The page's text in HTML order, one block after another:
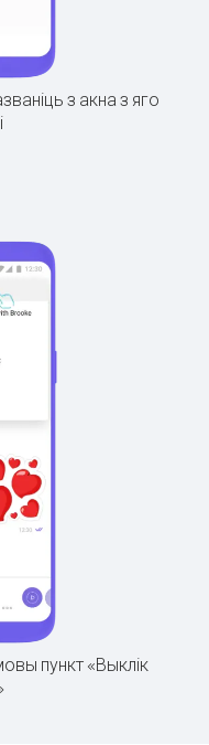
з акна з яго
пункт «Выклік